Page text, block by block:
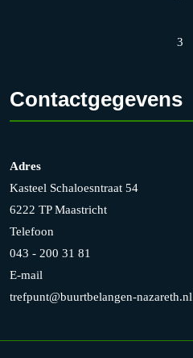
3
Contactgegevens
Adres
Kasteel Schaloesntraat 54
6222 TP Maastricht
Telefoon
043 - 200 31 81
E-mail
trefpunt@buurtbelangen-nazareth.nl